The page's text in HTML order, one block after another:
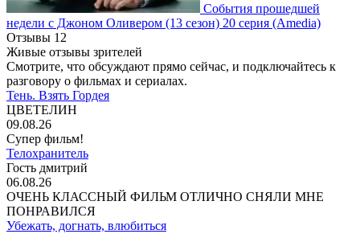
События прошедшей
недели с Джоном Оливером (13 сезон) 20 серия (Amedia)
Отзывы 12
Живые отзывы зрителей
Смотрите, что обсуждают прямо сейчас, и подключайтесь к
разговору о фильмах и сериалах.
Тень. Взять Гордея
ЦВЕТЕЛИН
09.08.26
Супер фильм!
Телохранитель
Гость дмитрий
06.08.26
ОЧЕНЬ КЛАССНЫЙ ФИЛЬМ ОТЛИЧНО СНЯЛИ МНЕ
ПОНРАВИЛСЯ
Убежать, догнать, влюбиться